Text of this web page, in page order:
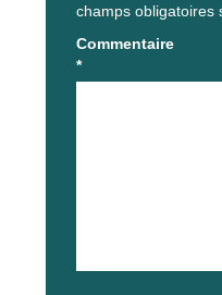
champs obligatoires
Commentaire
*